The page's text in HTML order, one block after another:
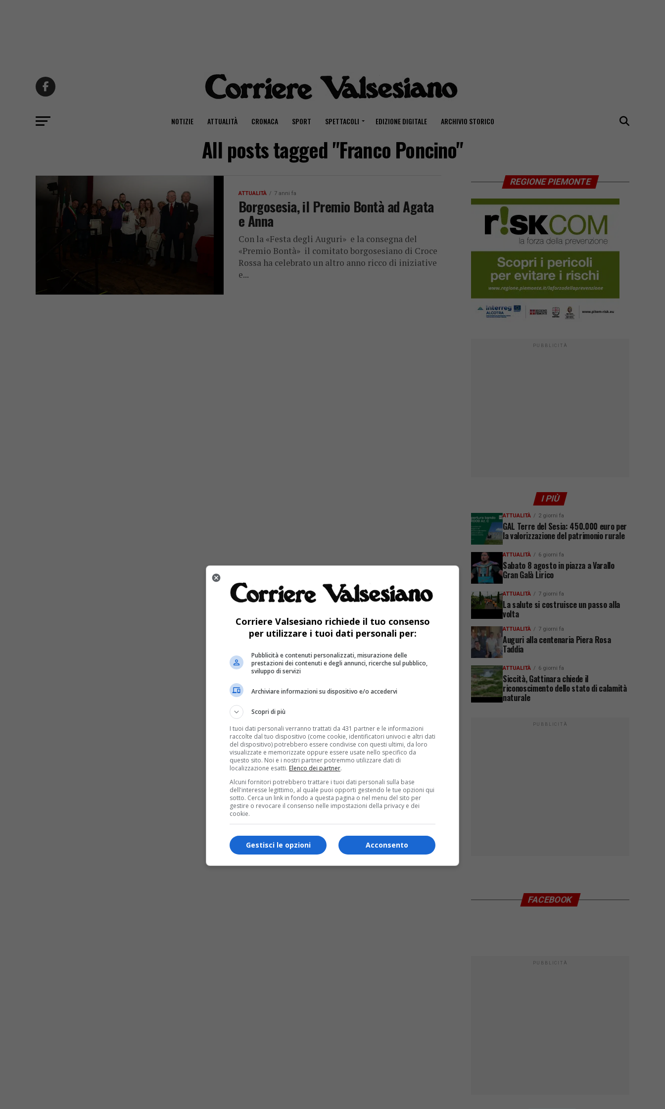
NOTIZIE ATTUALITÀ CRONACA SPORT SPETTACOLI EDIZIONE DIGITALE ARCHIVIO STORICO
All posts tagged "Franco Poncino"
ATTUALITÀ 7 anni fa
Borgosesia, il Premio Bontà ad Agata
e Anna
Con la «Festa degli Auguri» e la consegna del
«Premio Bontà» il comitato borgosesiano di Croce
Rossa ha celebrato un altro anno ricco di iniziative
e...
REGIONE PIEMONTE
PUBBLICITÀ
I PIÙ
ATTUALITÀ 2 giorni fa
GAL Terre del Sesia: 450.000 euro per
la valorizzazione del patrimonio rurale
ATTUALITÀ 6 giorni fa
Sabato 8 agosto in piazza a Varallo
Gran Galà Lirico
ATTUALITÀ 7 giorni fa
La salute si costruisce un passo alla
volta
ATTUALITÀ 7 giorni fa
Auguri alla centenaria Piera Rosa
Taddia
ATTUALITÀ 6 giorni fa
Siccità, Gattinara chiede il
riconoscimento dello stato di calamità
naturale
PUBBLICITÀ
FACEBOOK
PUBBLICITÀ
Corriere Valsesiano richiede il tuo consenso
per utilizzare i tuoi dati personali per:
Pubblicità e contenuti personalizzati, misurazione delle
prestazioni dei contenuti e degli annunci, ricerche sul pubblico,
sviluppo di servizi
Archiviare informazioni su dispositivo e/o accedervi
Scopri di più
I tuoi dati personali verranno trattati da 431 partner e le informazioni
raccolte dal tuo dispositivo (come cookie, identificatori univoci e altri dati
del dispositivo) potrebbero essere condivise con questi ultimi, da loro
visualizzate e memorizzate oppure essere usate nello specifico da
questo sito. Noi e i nostri partner potremmo utilizzare dati di
localizzazione esatti. Elenco dei partner.
Alcuni fornitori potrebbero trattare i tuoi dati personali sulla base
dell'interesse legittimo, al quale puoi opporti gestendo le tue opzioni qui
sotto. Cerca un link in fondo a questa pagina o nel menu del sito per
gestire o revocare il consenso nelle impostazioni della privacy e dei
cookie.
Acconsento
Gestisci le opzioni